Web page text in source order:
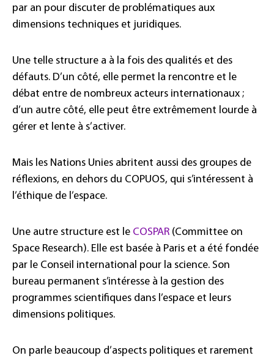
par an pour discuter de problématiques aux
dimensions techniques et juridiques.
Une telle structure a à la fois des qualités et des
défauts. D’un côté, elle permet la rencontre et le
débat entre de nombreux acteurs internationaux ;
d’un autre côté, elle peut être extrêmement lourde à
gérer et lente à s’activer.
Mais les Nations Unies abritent aussi des groupes de
réflexions, en dehors du COPUOS, qui s’intéressent à
l’éthique de l’espace.
Une autre structure est le COSPAR (Committee on
Space Research). Elle est basée à Paris et a été fondée
par le Conseil international pour la science. Son
bureau permanent s’intéresse à la gestion des
programmes scientifiques dans l’espace et leurs
dimensions politiques.
On parle beaucoup d’aspects politiques et rarement